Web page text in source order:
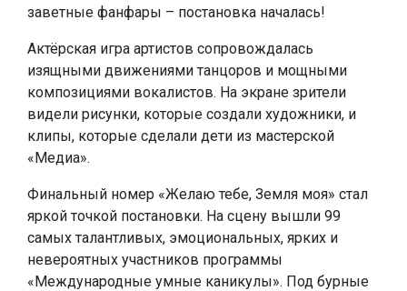
заветные фанфары – постановка началась!
Актёрская игра артистов сопровождалась
изящными движениями танцоров и мощными
композициями вокалистов. На экране зрители
видели рисунки, которые создали художники, и
клипы, которые сделали дети из мастерской
«Медиа».
Финальный номер «Желаю тебе, Земля моя» стал
яркой точкой постановки. На сцену вышли 99
самых талантливых, эмоциональных, ярких и
невероятных участников программы
«Международные умные каникулы». Под бурные